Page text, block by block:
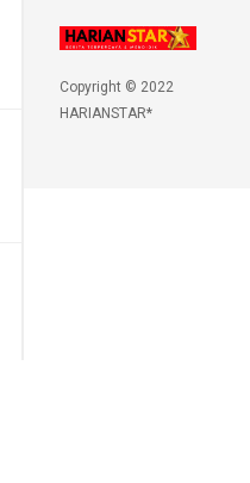
Copyright © 2022
HARIANSTAR*